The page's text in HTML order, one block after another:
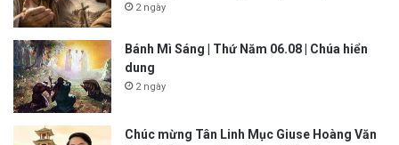
2 ngày
Bánh Mì Sáng | Thứ Năm 06.08 | Chúa hiển
dung
2 ngày
Chúc mừng Tân Linh Mục Giuse Hoàng Văn